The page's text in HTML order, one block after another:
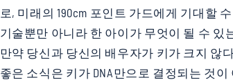
로, 미래의 190cm 포인트 가드에게 기대할
기술뿐만 아니라 한 아이가 무엇이 될 수 있
만약 당신과 당신의 배우자가 키가 크지 않
좋은 소식은 키가 DNA만으로 결정되는 것